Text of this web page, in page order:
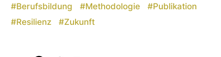
#Berufsbildung #Methodologie #Publikation
#Resilienz #Zukunft